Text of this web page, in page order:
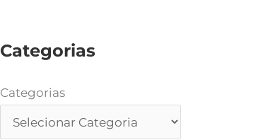
Categorias
Categorias